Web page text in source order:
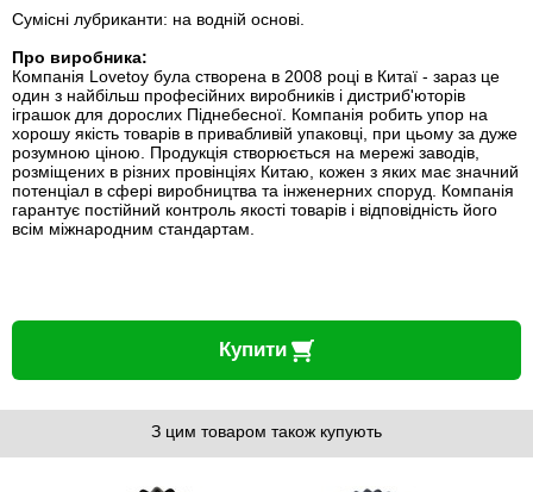
Сумісні лубриканти: на водній основі.
Про виробника:
Компанія Lovetoy була створена в 2008 році в Китаї - зараз це
один з найбільш професійних виробників і дистриб'юторів
іграшок для дорослих Піднебесної. Компанія робить упор на
хорошу якість товарів в привабливій упаковці, при цьому за дуже
розумною ціною. Продукція створюється на мережі заводів,
розміщених в різних провінціях Китаю, кожен з яких має значний
потенціал в сфері виробництва та інженерних споруд. Компанія
гарантує постійний контроль якості товарів і відповідність його
всім міжнародним стандартам.
Купити
З цим товаром також купують